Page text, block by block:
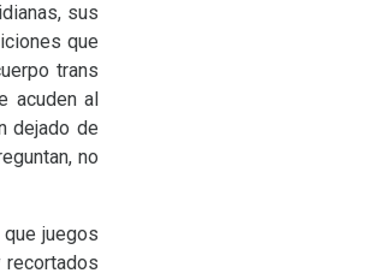
sus
que
trans
acuden al
dejado de
no
juegos